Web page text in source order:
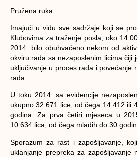
Pružena ruka
Imajući u vidu sve sadržaje koji se
Klubovima za traženje posla, oko
2014. bilo obuhvaćeno nekom od
okviru rada sa nezaposlenim licima čiji
uključivanje u proces rada i povećanje
rada.
U toku 2014. sa evidencije
ukupno 32.671 lice, od čega 14.412 ili
godina. Za prva četiri mjeseca u
10.634 lica, od čega mladih do 30
Sporazum za rast i zapošljavanje,
uklanjanje prepreka za zapošljavanje